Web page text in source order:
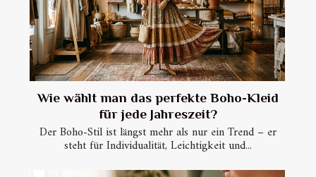
Wie wählt man das perfekte Boho-Kleid
für jede Jahreszeit?
Der Boho-Stil ist längst mehr als nur ein Trend – er
steht für Individualität, Leichtigkeit und...